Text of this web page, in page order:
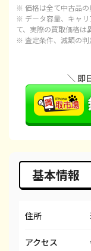
iPhone 15 Plus
iPhone 15 Pro
iPhone 14 Plus
iPhone 14
iPhone 14 Pro Max
iPhone SE 3
iPhone 13
iPhone 13 mini
※ 価格は全て中古品の
※ データ容量、キャリ
て、実際の買取価格は
※ 査定条件、減額の判
基本情報
住所
アクセス